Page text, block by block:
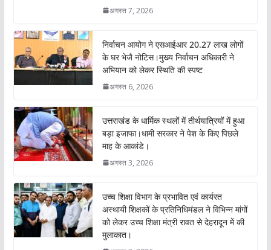
अगस्त 7, 2026
निर्वाचन आयोग ने एसआईआर 20.27 लाख लोगों
के घर भेजै नोटिस।मुख्य निर्वाचन अधिकारी ने
अभियान को लेकर स्थिति की स्पष्ट
अगस्त 6, 2026
उत्तराखंड के धार्मिक स्थलों में तीर्थयात्रियों में हुआ
बड़ा इजाफा।धामी सरकार ने पेश के किए पिछले
माह के आकांडे।
अगस्त 3, 2026
उच्च शिक्षा विभाग के प्रभावित एवं कार्यरत
अस्थायी शिक्षकों के प्रतिनिधिमंडल ने विभिन्न मांगों
को लेकर उच्च शिक्षा मंत्री रावत से देहरादून में की
मुलाकात।